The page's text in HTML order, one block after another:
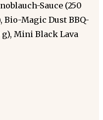
Sauce (250
Bio-Magic Dust BBQ-
g), Mini Black Lava